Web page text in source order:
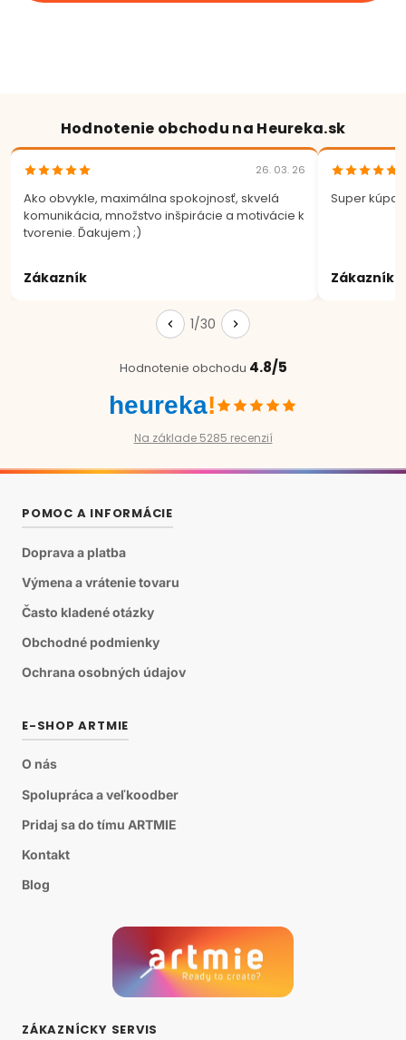
Hodnotenie obchodu na Heureka.sk
26. 03. 26
Ako obvykle, maximálna spokojnosť, skvelá
komunikácia, množstvo inšpirácie a motivácie k
tvorenie. Ďakujem ;)
Zákazník
Super
Zákazník
1/30
Hodnotenie obchodu 4.8/5
heureka!
Na základe 5285 recenzií
POMOC A INFORMÁCIE
Doprava a platba
Výmena a vrátenie tovaru
Často kladené otázky
Obchodné podmienky
Ochrana osobných údajov
E-SHOP ARTMIE
O nás
Spolupráca a veľkoodber
Pridaj sa do tímu ARTMIE
Kontakt
Blog
ZÁKAZNÍCKY SERVIS